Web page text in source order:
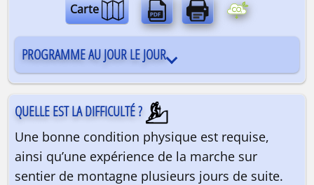
Carte
PROGRAMME AU JOUR LE JOUR
QUELLE EST LA DIFFICULTÉ ?
Une bonne condition physique est requise,
ainsi qu’une expérience de la marche sur
sentier de montagne plusieurs jours de suite.